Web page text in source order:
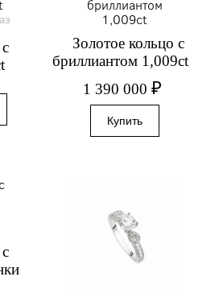
Золотое кольцо с
бриллиантом 1,009ct
1 390 000₽